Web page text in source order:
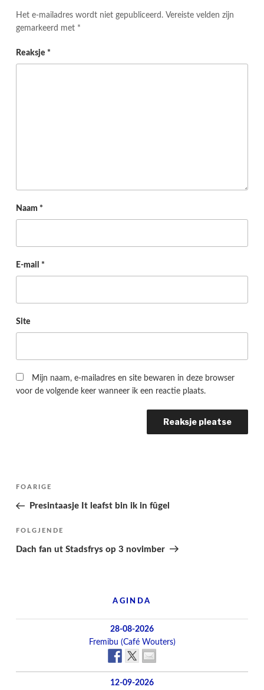
Het e-mailadres wordt niet gepubliceerd. Vereiste velden zijn
gemarkeerd met *
Reaksje *
Naam *
E-mail *
Site
Mijn naam, e-mailadres en site bewaren in deze browser
voor de volgende keer wanneer ik een reactie plaats.
Berichtnavigatie
Folgjende
pagina
FOARIGE
Presintaasje It leafst bin ik in fûgel
Folgjend
berjocht
FOLGJENDE
Dach fan ut Stadsfrys op 3 novimber
AGINDA
28-08-2026
Fremibu (Café Wouters)
12-09-2026